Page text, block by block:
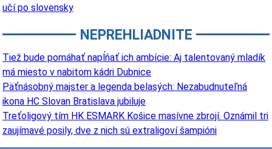
učí po slovensky
NEPREHLIADNITE
Tiež bude pomáhať napĺňať ich ambície: Aj talentovaný mladík
má miesto v nabitom kádri Dubnice
Päťnásobný majster a legenda belasých: Nezabudnuteľná
ikona HC Slovan Bratislava jubiluje
Treťoligový tím HK ESMARK Košice masívne zbrojí. Oznámil tri
zaujímavé posily, dve z nich sú extraligoví šampióni